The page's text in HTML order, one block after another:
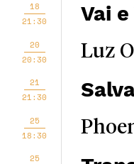
18
21:30
Vai e
20
20:30
Luz
21
21:30
25
18:30
25